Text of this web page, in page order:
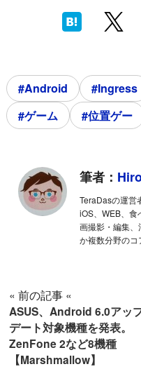
#Android #Ingress
#ゲーム
#位置ゲー
筆者：
TeraDasの運営
iOS、WEB、食
画撮影・編集
か複数分野のコ
« 前の記事 «
ASUS、Android 6.0アッ
デート対象機種を発表。
ZenFone 2など8機種
【Marshmallow】